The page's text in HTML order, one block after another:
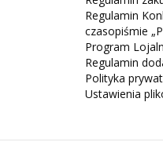
Regulamin
czasopiśmie
Program
Regulamin
Polityka
Ustawienia